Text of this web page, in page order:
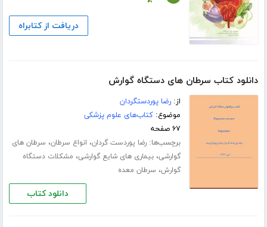
دریافت از کتابراه
دانلود کتاب سرطان های دستگاه گوارش
از:رضا پوردستگردان
موضوع:کتاب‌های علوم پزشکی
۶۷ صفحه
برچسب‌ها:رضا پوردست گردان، انواع سرطان، سرطان های
گوارشی،بیماری های شایع گوارشی، مشکلات دستگاه
گوارش، سرطان معده
دانلود کتاب